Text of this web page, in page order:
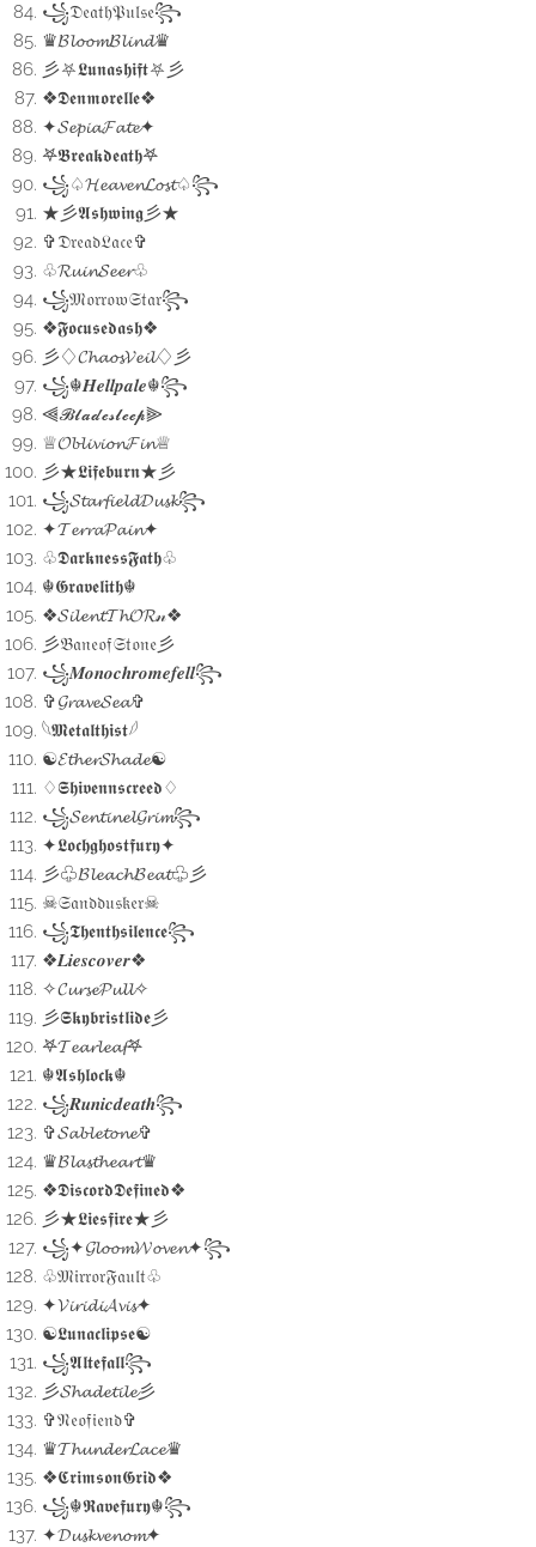
꧁𝔇𝔢𝔞𝔱𝔥𝔓𝔲𝔩𝔰𝔢꧂
♛𝓑𝓵𝓸𝓸𝓶𝓑𝓵𝓲𝓷𝓭♛
彡⛧𝕷𝖚𝖓𝖆𝖘𝖍𝖎𝖋𝖙⛧彡
❖𝕯𝖊𝖓𝖒𝖔𝖗𝖊𝖑𝖑𝖊❖
✦𝓢𝓮𝓹𝓲𝓪𝓕𝓪𝓽𝓮✦
𖤐𝕭𝖗𝖊𝖆𝖐𝖉𝖊𝖆𝖙𝖍𖤐
꧁♤𝓗𝓮𝓪𝓿𝓮𝓷𝓛𝓸𝓼𝓽♤꧂
★彡𝕬𝖘𝖍𝖜𝖎𝖓𝖌彡★
✞𝔇𝔯𝔢𝔞𝔡𝔏𝔞𝔠𝔢✞
♧𝓡𝓾𝓲𝓷𝓢𝓮𝓮𝓻♧
꧁𝔐𝔬𝔯𝔯𝔬𝔴𝔖𝔱𝔞𝔯꧂
❖𝕱𝖔𝖈𝖚𝖘𝖊𝖉𝖆𝖘𝖍❖
彡♢𝓒𝓱𝓪𝓸𝓼𝓥𝓮𝓲𝓵♢彡
꧁☬𝑯𝒆𝒍𝒍𝒑𝒂𝒍𝒆☬꧂
⫷𝓑𝓵𝓪𝓭𝓮𝓼𝓵𝓮𝓮𝓹⫸
♕𝓞𝓫𝓵𝓲𝓿𝓲𝓸𝓷𝓕𝓲𝓷♕
彡★𝕷𝖎𝖋𝖊𝖇𝖚𝖗𝖓★彡
꧁𝓢𝓽𝓪𝓻𝓯𝓲𝓮𝓵𝓭𝓓𝓾𝓼𝓴꧂
✦𝓣𝓮𝓻𝓻𝓪𝓟𝓪𝓲𝓷✦
♧𝕯𝖆𝖗𝖐𝖓𝖊𝖘𝖘𝕱𝖆𝖙𝖍♧
☬𝕲𝖗𝖆𝖛𝖊𝖑𝖎𝖙𝖍☬
❖𝓢𝓲𝓵𝓮𝓷𝓽𝓣𝓱𝓞𝓡𝓃❖
彡𝔅𝔞𝔫𝔢𝔬𝔣𝔖𝔱𝔬𝔫𝔢彡
꧁𝑴𝒐𝒏𝒐𝒄𝒉𝒓𝒐𝒎𝒆𝒇𝒆𝒍𝒍꧂
✞𝓖𝓻𝓪𝓿𝓮𝓢𝓮𝓪✞
𓆩𝕸𝖊𝖙𝖆𝖑𝖙𝖍𝖎𝖘𝖙𓆪
☯︎𝓔𝓽𝓱𝓮𝓻𝓢𝓱𝓪𝓭𝓮☯︎
♢𝕾𝖍𝖎𝖛𝖊𝖓𝖓𝖘𝖈𝖗𝖊𝖊𝖉♢
꧁𝓢𝓮𝓷𝓽𝓲𝓷𝓮𝓵𝓖𝓻𝓲𝓶꧂
✦𝕷𝖔𝖈𝖍𝖌𝖍𝖔𝖘𝖙𝖋𝖚𝖗𝖞✦
彡♧𝓑𝓵𝓮𝓪𝓬𝓱𝓑𝓮𝓪𝓽♧彡
☠︎︎𝔖𝔞𝔫𝔡𝔡𝔲𝔰𝔨𝔢𝔯☠︎︎
꧁𝕿𝖍𝖊𝖓𝖙𝖍𝖘𝖎𝖑𝖊𝖓𝖈𝖊꧂
❖𝑳𝒊𝒆𝒔𝒄𝒐𝒗𝒆𝒓❖
✧𝓒𝓾𝓻𝓼𝓮𝓟𝓾𝓵𝓵✧
彡𝕾𝖐𝖞𝖇𝖗𝖎𝖘𝖙𝖑𝖎𝖉𝖊彡
𖤐𝓣𝓮𝓪𝓻𝓵𝓮𝓪𝓯𖤐
☬𝕬𝖘𝖍𝖑𝖔𝖈𝖐☬
꧁𝑹𝒖𝒏𝒊𝒄𝒅𝒆𝒂𝒕𝒉꧂
✞𝓢𝓪𝓫𝓵𝓮𝓽𝓸𝓷𝓮✞
♛𝓑𝓵𝓪𝓼𝓽𝓱𝓮𝓪𝓻𝓽♛
❖𝕯𝖎𝖘𝖈𝖔𝖗𝖉𝕯𝖊𝖋𝖎𝖓𝖊𝖉❖
彡★𝕷𝖎𝖊𝖘𝖋𝖎𝖗𝖊★彡
꧁✦𝓖𝓵𝓸𝓸𝓶𝓦𝓸𝓿𝓮𝓷✦꧂
♧𝔐𝔦𝔯𝔯𝔬𝔯𝔉𝔞𝔲𝔩𝔱♧
✦𝓥𝓲𝓻𝓲𝓭𝓲𝓐𝓿𝓲𝓼✦
☯︎𝕷𝖚𝖓𝖆𝖈𝖑𝖎𝖕𝖘𝖊☯︎
꧁𝕬𝖑𝖙𝖊𝖋𝖆𝖑𝖑꧂
彡𝓢𝓱𝓪𝓭𝓮𝓽𝓲𝓵𝓮彡
✞𝔑𝔢𝔬𝔣𝔦𝔢𝔫𝔡✞
♛𝓣𝓱𝓾𝓷𝓭𝓮𝓻𝓛𝓪𝓬𝓮♛
❖𝕮𝖗𝖎𝖒𝖘𝖔𝖓𝕲𝖗𝖎𝖉❖
꧁☬𝕽𝖆𝖛𝖊𝖋𝖚𝖗𝖞☬꧂
✦𝓓𝓾𝓼𝓴𝓿𝓮𝓷𝓸𝓶✦